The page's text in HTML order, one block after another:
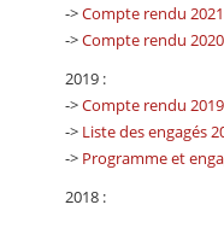
->Compte rendu 2021
->Compte rendu 2020
2019 :
->Compte rendu 2019
-> Liste des engagés
-> Programme et
2018 :